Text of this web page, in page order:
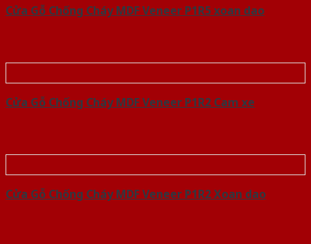
Cửa Gỗ Chống Cháy MDF Veneer P1R5 xoan dao
Cửa Gỗ Chống Cháy MDF Veneer P1R2 Cam xe
Cửa Gỗ Chống Cháy MDF Veneer P1R2 Xoan dao